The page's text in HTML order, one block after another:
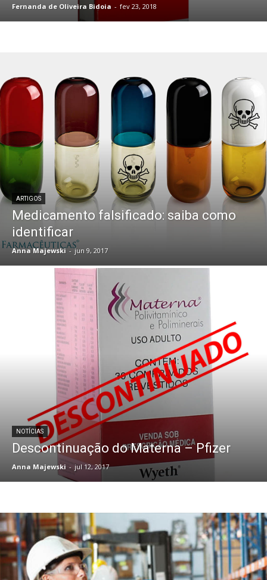
Fernanda de Oliveira Bidoia - fev 23, 2018
ARTIGOS
Medicamento falsificado: saiba como
identificar
Anna Majewski - jun 9, 2017
NOTÍCIAS
Descontinuação do Materna – Pfizer
Anna Majewski - jul 12, 2017